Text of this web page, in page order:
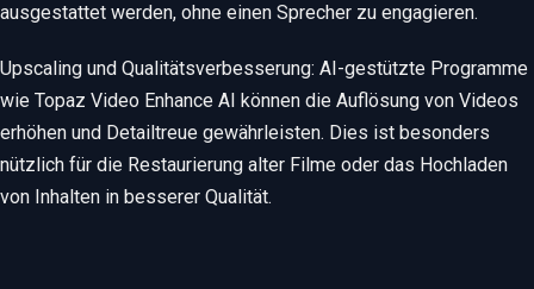
ausgestattet werden, ohne einen Sprecher zu engagieren.
Upscaling und Qualitätsverbesserung: AI-gestützte Programme
wie Topaz Video Enhance AI können die Auflösung von Videos
erhöhen und Detailtreue gewährleisten. Dies ist besonders
nützlich für die Restaurierung alter Filme oder das Hochladen
von Inhalten in besserer Qualität.